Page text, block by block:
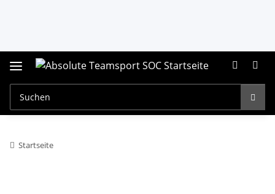
Startseite